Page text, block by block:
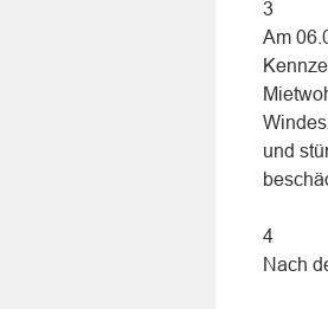
3
Am
und
4
Nach